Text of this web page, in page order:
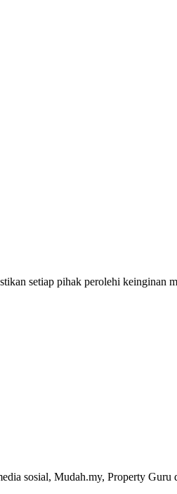
setiap pihak perolehi keinginan
sosial, Mudah.my, Property Guru